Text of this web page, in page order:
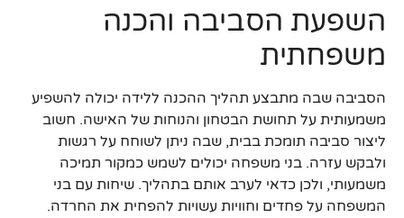
השפעת הסביבה והכנה
משפחתית
הסביבה שבה מתבצע תהליך ההכנה ללידה יכולה להשפיע
משמעותית על תחושת הבטחון והנוחות של האישה. חשוב
ליצור סביבה תומכת בבית, שבה ניתן לשוחח על רגשות
ולבקש עזרה. בני משפחה יכולים לשמש כמקור תמיכה
משמעותי, ולכן כדאי לערב אותם בתהליך. שיחות עם בני
המשפחה על פחדים וחוויות עשויות להפחית את החרדה.